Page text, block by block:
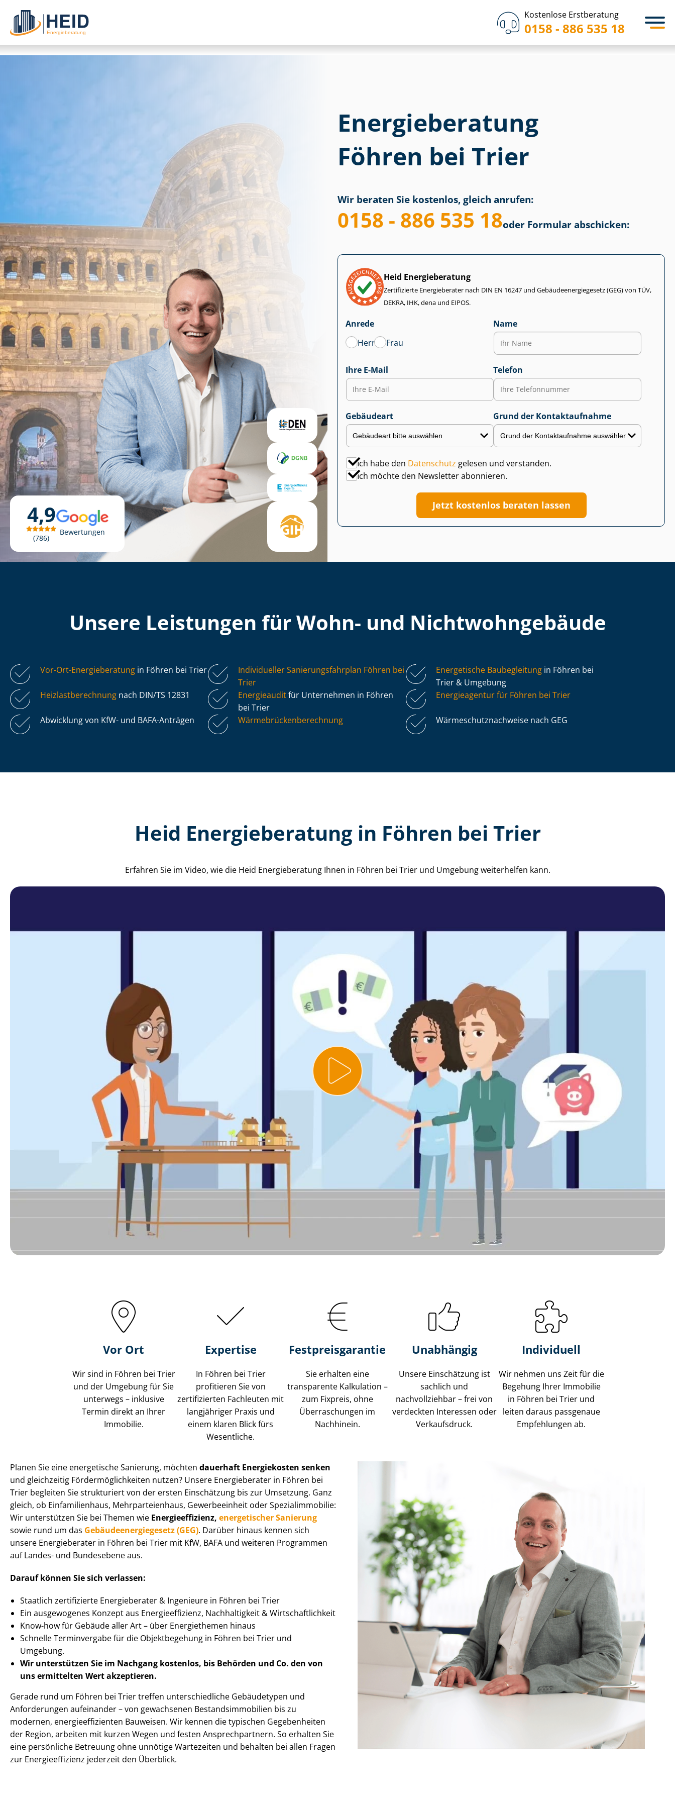
Kostenlose Erstberatung
0158 - 886 535 18
4,9
786
Bewertungen
Energieberatung
Föhren bei Trier
Wir beraten Sie kostenlos, gleich anrufen:
0158 - 886 535 18oder Formular abschicken:
Heid Energieberatung
Zertifizierte Energieberater nach DIN EN 16247 und Ge­bäu­de­en­er­gie­ge­setz (GEG) von TÜV,
DEKRA, IHK, dena und EIPOS.
Anrede
Herr
Frau
Name
Ihre E-Mail Telefon
Gebäudeart Grund der Kontaktaufnahme
Ich habe den Datenschutz gelesen und verstanden.
Ich möchte den Newsletter abonnieren.
Jetzt kostenlos beraten lassen
Unsere Leistungen für Wohn- und Nicht­wohn­ge­bäu­de
Vor-Ort-Energieberatung in Föhren bei Trier
Individueller Sa­nie­rungs­fahr­plan Föhren bei
Trier
Energetische Baubegleitung in Föhren bei
Trier & Umgebung
Heiz­last­be­rech­nung nach DIN/TS 12831 Energieauditfür Unternehmen in Föhren
bei Trier
Energieagentur für Föhren bei Trier
Abwicklung von KfW- und BAFA-Anträgen Wär­me­brü­cken­be­rech­nung Wär­me­schutz­nach­wei­se nach GEG
Heid Energieberatung in Föhren bei Trier
Erfahren Sie im Video, wie die Heid Energieberatung Ihnen in Föhren bei Trier und Umgebung weiterhelfen kann.
Vor Ort
Wir sind in Föhren bei Trier
und der Umgebung für Sie
unterwegs – inklusive
Termin direkt an Ihrer
Immobilie.
Expertise
In Föhren bei Trier
profitieren Sie von
zertifizierten Fachleuten mit
langjähriger Praxis und
einem klaren Blick fürs
Wesentliche.
Fest­preis­ga­ran­tie
Sie erhalten eine
transparente Kalkulation –
zum Fixpreis, ohne
Überraschungen im
Nachhinein.
Unabhängig
Unsere Einschätzung ist
sachlich und
nachvollziehbar – frei von
verdeckten Interessen oder
Verkaufsdruck.
Individuell
Wir nehmen uns Zeit für die
Begehung Ihrer Immobilie
in Föhren bei Trier und
leiten daraus passgenaue
Empfehlungen ab.
Planen Sie eine energetische Sanierung, möchten dauerhaft Energiekosten senken
und gleichzeitig För­der­mög­lich­kei­ten nutzen? Unsere Energieberater in Föhren bei
Trier begleiten Sie strukturiert von der ersten Einschätzung bis zur Umsetzung. Ganz
gleich, ob Einfamilienhaus, Mehr­par­tei­en­haus, Gewerbeeinheit oder Spe­zi­al­im­mo­bi­lie:
Wir unterstützen Sie bei Themen wie En­er­gie­ef­fi­zi­enz, energetischer Sanierung
sowie rund um das Ge­bäu­de­en­er­gie­ge­setz (GEG). Darüber hinaus kennen sich
unsere Energieberater in Föhren bei Trier mit KfW, BAFA und weiteren Programmen
auf Landes- und Bundesebene aus.
Darauf können Sie sich verlassen:
Staatlich zertifizierte Energieberater & Ingenieure in Föhren bei Trier
Ein ausgewogenes Konzept aus En­er­gie­ef­fi­zi­enz, Nachhaltigkeit & Wirt­schaft­lich­keit
Know-how für Gebäude aller Art – über Energiethemen hinaus
Schnelle Terminvergabe für die Objektbegehung in Föhren bei Trier und
Umgebung.
Wir unterstützen Sie im Nachgang kostenlos, bis Behörden und Co. den von
uns ermittelten Wert akzeptieren.
Gerade rund um Föhren bei Trier treffen un­ter­schied­li­che Gebäudetypen und
Anforderungen aufeinander – von gewachsenen Be­stands­im­mo­bi­li­en bis zu
modernen, en­er­gie­ef­fi­zi­en­ten Bauweisen. Wir kennen die typischen Gegebenheiten
der Region, arbeiten mit kurzen Wegen und festen An­sprech­part­nern. So erhalten Sie
eine persönliche Betreuung ohne unnötige Wartezeiten und behalten bei allen Fragen
zur En­er­gie­ef­fi­zi­enz jederzeit den Überblick.